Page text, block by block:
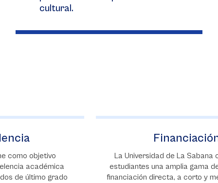
cultural.
La Universidad de La Sabana ofrece a sus
estudiantes una amplia gama de opciones de
financiación directa, a corto y mediano plazo, y